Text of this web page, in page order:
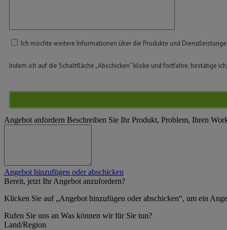
Ich möchte weitere Informationen über die Produkte und
Indem ich auf die Schaltfläche „Abschicken“ klicke und fortfahre, bestätige
Angebot anfordern Beschreiben Sie Ihr Produkt, Problem, Ihren
Angebot hinzufügen oder abschicken
Bereit, jetzt Ihr Angebot anzufordern?
Klicken Sie auf „Angebot hinzufügen oder abschicken“, um ein
Rufen Sie uns an Was können wir für Sie tun?
Land/Region